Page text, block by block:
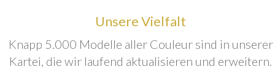
Unsere Vielfalt
Knapp 5.000 Modelle aller Couleur sind in unserer
Kartei, die wir laufend aktualisieren und erweitern.